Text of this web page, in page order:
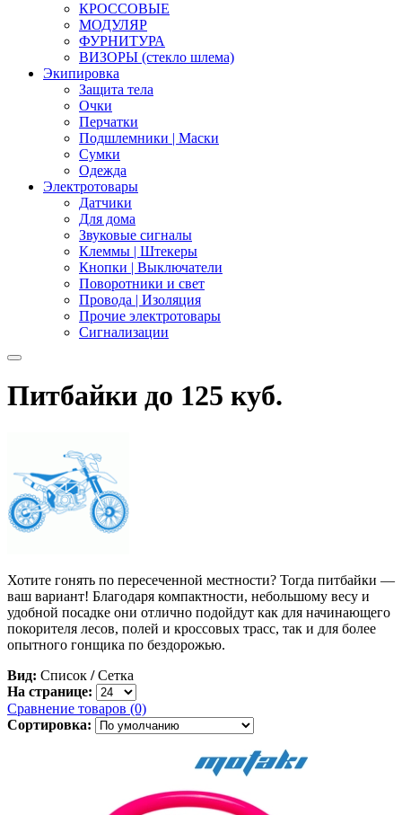
КРОССОВЫЕ
МОДУЛЯР
ФУРНИТУРА
ВИЗОРЫ (стекло шлема)
Экипировка
Защита тела
Очки
Перчатки
Подшлемники | Маски
Сумки
Одежда
Электротовары
Датчики
Для дома
Звуковые сигналы
Клеммы | Штекеры
Кнопки | Выключатели
Поворотники и свет
Провода | Изоляция
Прочие электротовары
Сигнализации
Питбайки до 125 куб.
Хотите гонять по пересеченной местности? Тогда питбайки —
ваш вариант! Благодаря компактности, небольшому весу и
удобной посадке они отлично подойдут как для начинающего
покорителя лесов, полей и кроссовых трасс, так и для более
опытного гонщика по бездорожью.
Вид: Список / Сетка
На странице:
Сравнение товаров (0)
Сортировка: